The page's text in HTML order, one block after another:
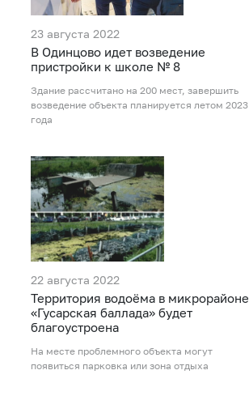
23 августа 2022
В Одинцово идет возведение
пристройки к школе № 8
Здание рассчитано на 200 мест, завершить
возведение объекта планируется летом 2023
года
22 августа 2022
Территория водоёма в микрорайоне
«Гусарская баллада» будет
благоустроена
На месте проблемного объекта могут
появиться парковка или зона отдыха